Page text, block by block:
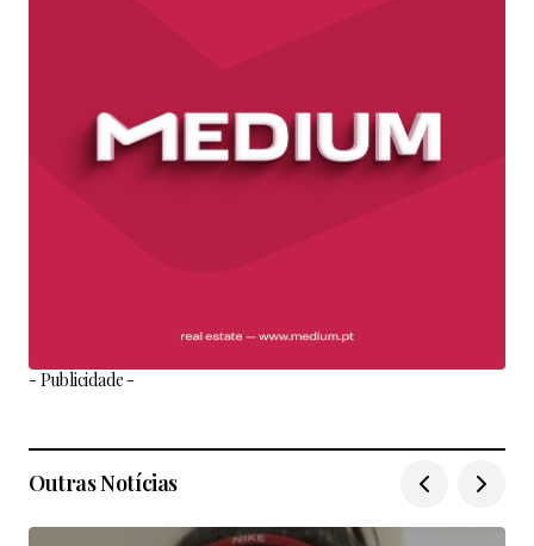
- Publicidade -
Outras Notícias